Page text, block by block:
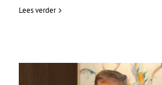
Lees verder